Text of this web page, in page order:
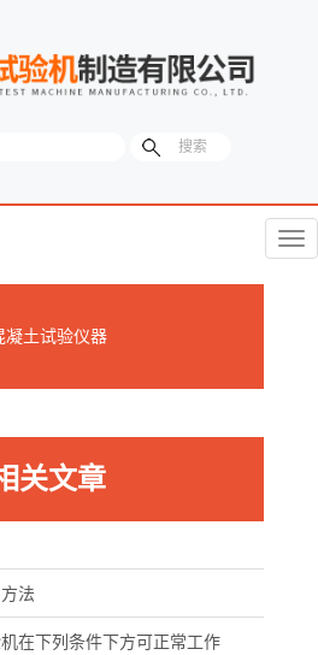
菜
凝土试验仪器
关文章
法
在下列条件下方可正常工作